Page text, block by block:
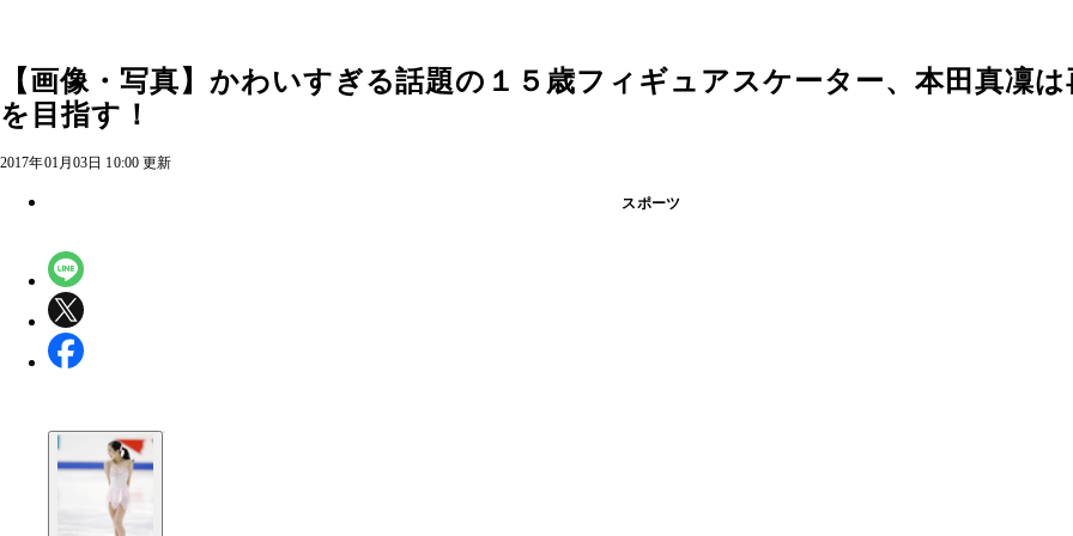
【画像・写真】かわいすぎる話題の１５歳フィギュアスケーター、本田真凜
を目指す！
2017年01月03日 10:00 更新
スポーツ